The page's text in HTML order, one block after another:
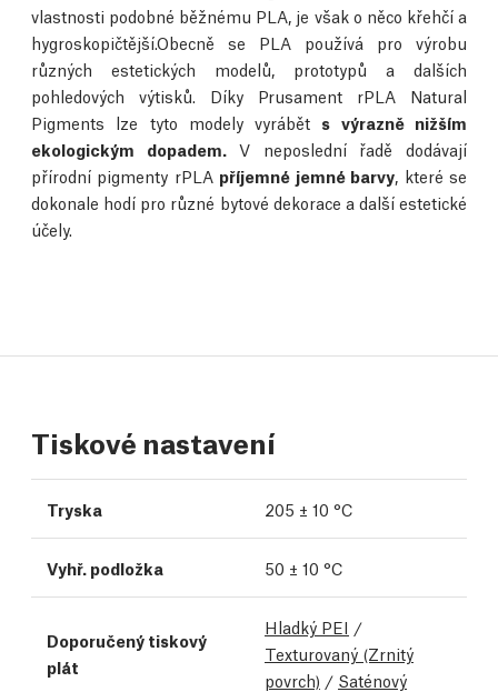
vlastnosti podobné běžnému PLA, je však o něco křehčí a
hygroskopičtější.Obecně se PLA používá pro výrobu
různých estetických modelů, prototypů a dalších
pohledových výtisků. Díky Prusament rPLA Natural
Pigments lze tyto modely vyrábět s výrazně nižším
ekologickým dopadem. V neposlední řadě dodávají
přírodní pigmenty rPLA příjemné jemné barvy , které se
dokonale hodí pro různé bytové dekorace a další estetické
účely.
Tiskové nastavení
Tryska 205 ± 10 °C
Vyhř. podložka 50 ± 10 °C
Doporučený tiskový
plát
Hladký PEI /
Texturovaný (Zrnitý
povrch) / Saténový